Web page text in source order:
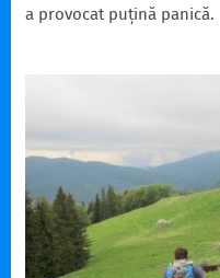
a provocat puțină panică.